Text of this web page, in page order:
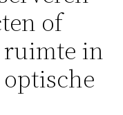
of
in